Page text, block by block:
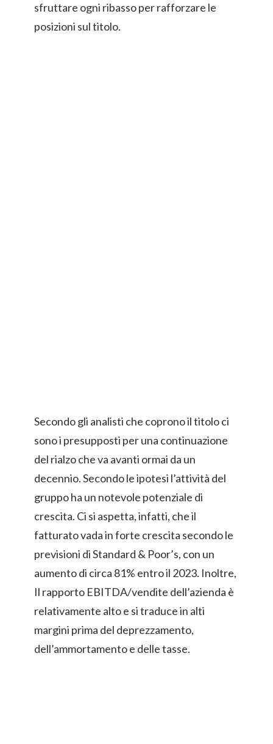
sfruttare ogni ribasso per rafforzare le
posizioni sul titolo.
Secondo gli analisti che coprono il titolo ci
sono i presupposti per una continuazione
del rialzo che va avanti ormai da un
decennio. Secondo le ipotesi l’attività del
gruppo ha un notevole potenziale di
crescita. Ci si aspetta, infatti, che il
fatturato vada in forte crescita secondo le
previsioni di Standard & Poor’s, con un
aumento di circa 81% entro il 2023. Inoltre,
Il rapporto EBITDA/vendite dell’azienda è
relativamente alto e si traduce in alti
margini prima del deprezzamento,
dell’ammortamento e delle tasse.